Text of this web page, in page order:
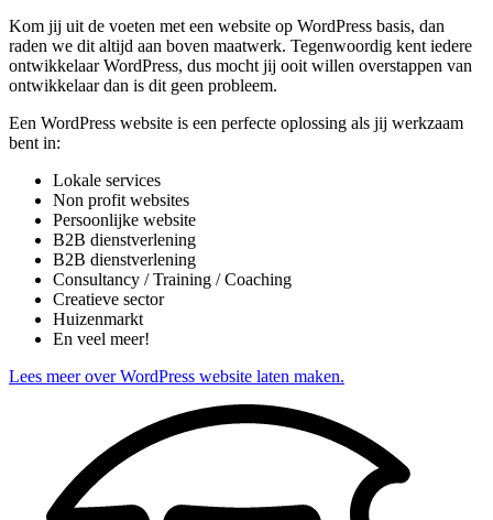
Kom jij uit de voeten met een website op WordPress basis, dan
raden we dit altijd aan boven maatwerk. Tegenwoordig kent iedere
ontwikkelaar WordPress, dus mocht jij ooit willen overstappen van
ontwikkelaar dan is dit geen probleem.
Een WordPress website is een perfecte oplossing als jij werkzaam
bent in:
Lokale services
Non profit websites
Persoonlijke website
B2B dienstverlening
B2B dienstverlening
Consultancy / Training / Coaching
Creatieve sector
Huizenmarkt
En veel meer!
Lees meer over WordPress website laten maken.